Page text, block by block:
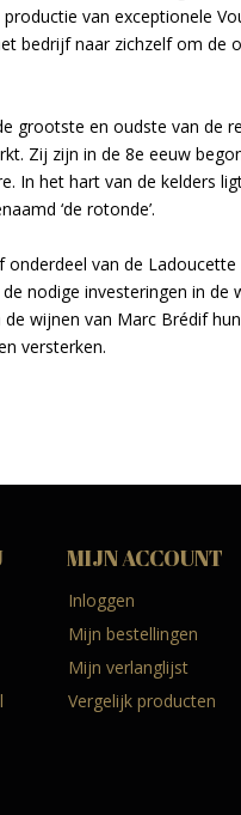
van exceptionele
bedrijf naar zichzelf om de
grootste en oudste van de
Zij zijn in de 8e eeuw
In het hart van de kelders
‘de rotonde’.
van de
nodige investeringen in de
wijnen van Marc Brédif
versterken.
MIJN ACCOUNT
Inloggen
Mijn bestellingen
Mijn verlanglijst
Vergelijk producten